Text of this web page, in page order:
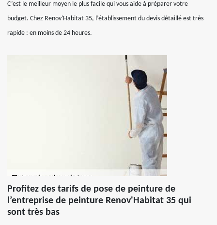
C’est le meilleur moyen le plus facile qui vous aide à préparer votre
budget. Chez Renov'Habitat 35, l’établissement du devis détaillé est très
rapide : en moins de 24 heures.
Profitez des tarifs de pose de peinture de
l’entreprise de peinture Renov'Habitat 35 qui
sont très bas